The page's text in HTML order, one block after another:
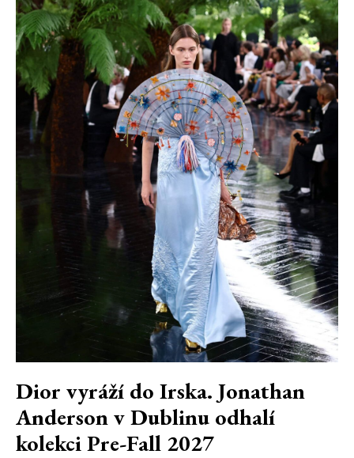
Dior vyráží do Irska. Jonathan
Anderson v Dublinu odhalí
kolekci Pre-Fall 2027